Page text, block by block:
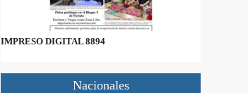
IMPRESO DIGITAL 8894
Nacionales